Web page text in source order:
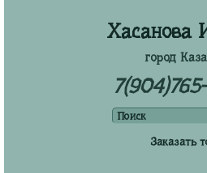
Хасанова
город
Заказать